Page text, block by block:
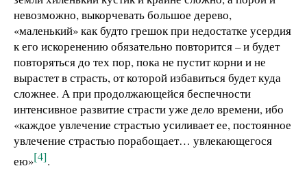
невозможно, выкорчевать большое дерево,
«маленький» как будто грешок при недостатке усердия
к его искоренению обязательно повторится – и будет
повторяться до тех пор, пока не пустит корни и не
вырастет в страсть, от которой избавиться будет куда
сложнее. А при продолжающейся беспечности
интенсивное развитие страсти уже дело времени, ибо
«каждое увлечение страстью усиливает ее, постоянное
увлечение страстью порабощает… увлекающегося
ею»[4].